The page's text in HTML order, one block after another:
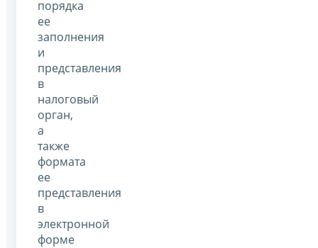
порядка
ее
заполнения
и
представления
в
налоговый
орган,
а
также
формата
ее
представления
в
электронной
форме